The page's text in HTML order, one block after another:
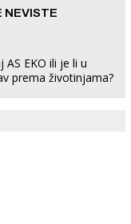
NEVISTE
AS EKO ili je li u
prema životinjama?